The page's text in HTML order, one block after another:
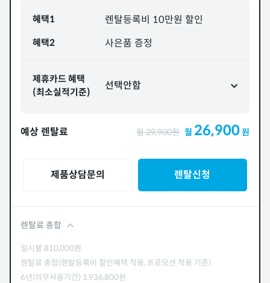
혜택1 렌탈등록비 10만원 할인
혜택2 사은품 증정
제휴카드 혜택
(최소실적기준)
선택안함
예상 렌탈료 월29,900원 월 26,900원
제품상담문의 렌탈신청
렌탈료 총합
일시불810,000원
렌탈료 총합(렌탈등록비 할인혜택 적용, 프로모션 적용 기준)
6년(의무사용기간) 1,936,800원